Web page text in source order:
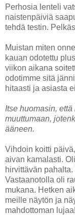
Perhosia lenteli
naistenpäiviä
tehdä testin.
Muistan miten
kauan odotettu
viikon aikana
odotimme sitä
hitaasti ja asiasta
Itse huomasin,
muuttumaan,
ääneen.
Vihdoin koitti
aivan kamalasti.
hirvittävän
Vastaanotolla oli
mukana. Hetken
meille näytön ja
mahdottoman lujaa!